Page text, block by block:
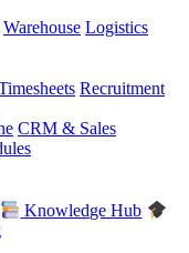
Warehouse Logistics
Recruitment
CRM & Sales
Knowledge Hub